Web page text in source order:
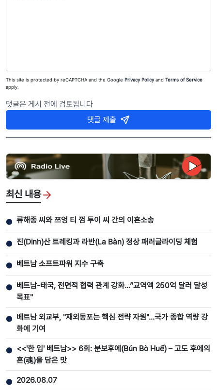
This site is protected by reCAPTCHA and the Google Privacy Policyand Terms of Service
apply.
댓글은 게시 전에 검토됩니다
댓글 제출
최신 내용
● 류해종 씨와 쯔엉 티 껌 투이 씨 간의 이혼소송
● 진(Dinh)산 트레킹과 라반(La Bàn) 정상 패러글라이딩 체험
● 베트남 소프트파워 지수 구축
● 베트남-태국, 전면적 협력 관계 강화...”교역액 250억 달러 달성
목표"
● 베트남 외교부, "재외동포는 핵심 전략 자원"…국가 종합 역량 강
화에 기여
● <<'한 입' 베트남>> 6회: 분보후에(Bún Bò Huế) – 고도 후에의
혼(魂)을 담은 맛
● 2026.08.07